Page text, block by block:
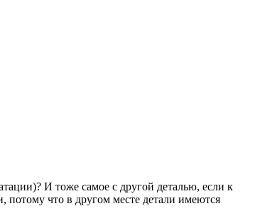
И тоже самое с другой деталью, если к
потому что в другом месте детали имеются